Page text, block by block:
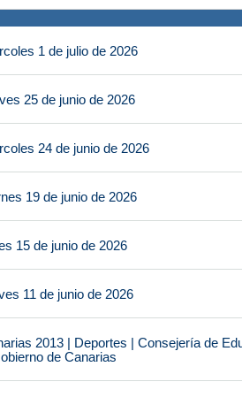
1 de julio de 2026
25 de junio de 2026
24 de junio de 2026
19 de junio de 2026
15 de junio de 2026
11 de junio de 2026
2013 | Deportes | Consejería de
de Canarias